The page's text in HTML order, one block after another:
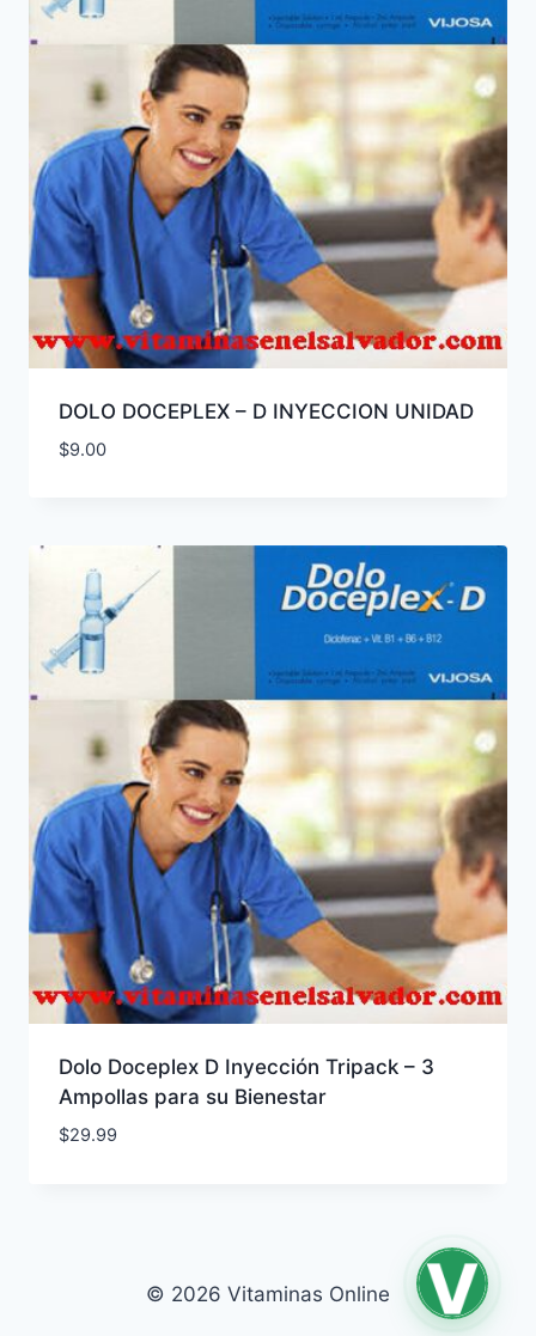
DOLO DOCEPLEX – D INYECCION UNIDAD
$9.00
Dolo Doceplex D Inyección Tripack – 3
Ampollas para su Bienestar
$29.99
© 2026 Vitaminas Online